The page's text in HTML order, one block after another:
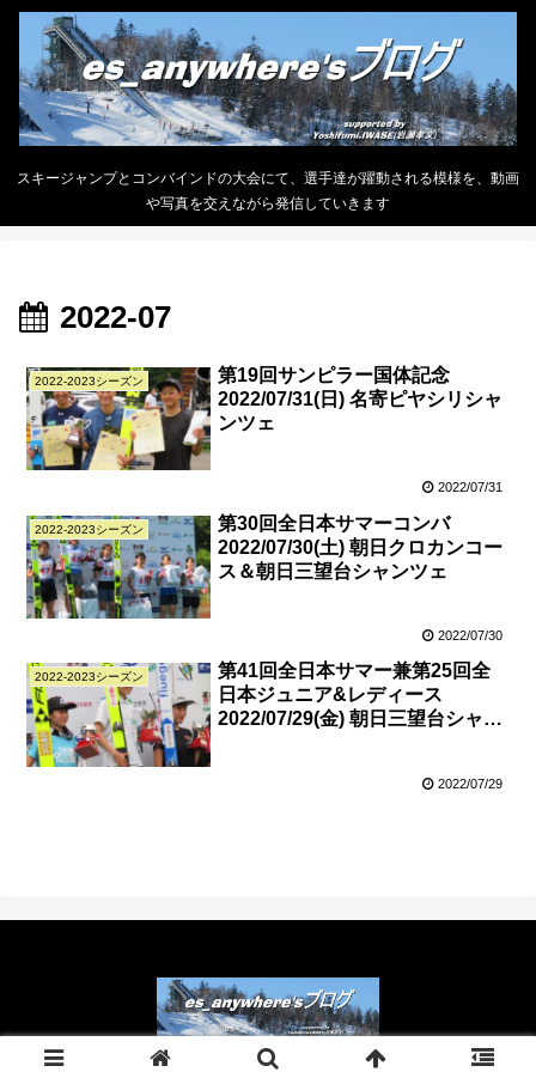
スキージャンプとコンバインドの大会にて、選手達が躍動される模様を、動画
や写真を交えながら発信していきます
2022-07
2022-2023シーズン
第19回サンピラー国体記念
2022/07/31(日) 名寄ピヤシリシャ
ンツェ
2022/07/31
2022-2023シーズン
第30回全日本サマーコンバ
2022/07/30(土) 朝日クロカンコー
ス＆朝日三望台シャンツェ
2022/07/30
2022-2023シーズン
第41回全日本サマー兼第25回全
日本ジュニア&レディース
2022/07/29(金) 朝日三望台シャン
2022/07/29
Copyright © 2023 es_anywhere's ブログ All Rights Reserved.